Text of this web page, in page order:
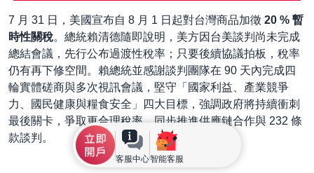
客服中心智能客服
7 月 31 日，美國宣布自 8 月 1 日起對台灣商品加徵 20 % 暫
時性關稅。總統賴清德隨即說明，美方因台美談判尚未完成
總結會議，先行公布過渡性稅率；只要後續協議拍板，稅率
仍有再下修空間。賴總統並感謝談判團隊在 90 天內完成四
輪實體磋商與多次視訊會議，堅守「國家利益、產業競爭
力、國民健康與糧食安全」四大目標，強調政府將持續衝刺
最後關卡，爭取更合理稅率，同步推進供應鏈合作與 232 條
款談判。